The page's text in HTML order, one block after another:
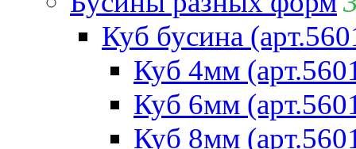
Куб бусина
Куб 4мм
Куб 6мм
Куб 8мм